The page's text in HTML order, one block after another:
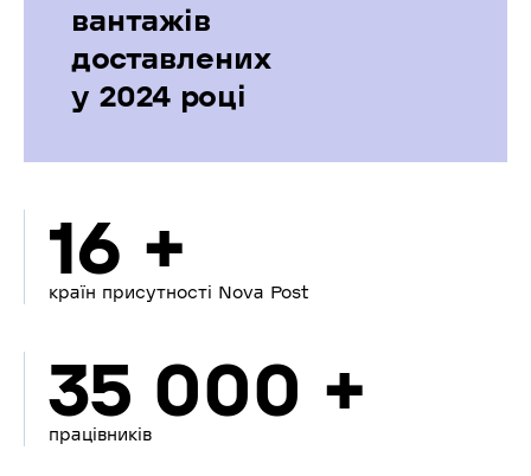
вантажів
доставлених
у 2024 році
16 +
країн присутності Nova Post
35 000 +
працівників